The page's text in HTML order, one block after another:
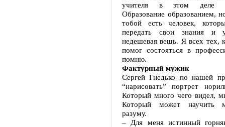
учителя в этом деле
Образование образованием,
тобой есть человек,
передать свои знания и
недешевая вещь. Я всех тех,
помог состояться в
помню.
Фактурный мужик
Сергей Гнедько по нашей
“нарисовать” портрет
Который много чего видел,
Который может научить
разуму.
– Для меня истинный